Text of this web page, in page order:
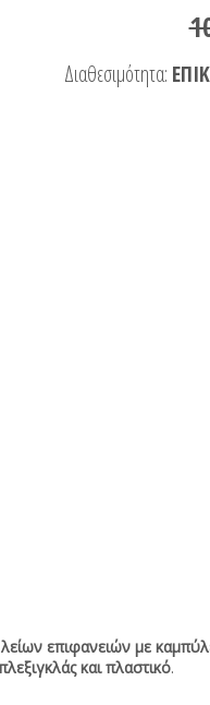
Διαθεσιμότητα:
επιφανειών με
και πλαστικό.